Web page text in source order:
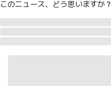
このニュース、どう思いますか？